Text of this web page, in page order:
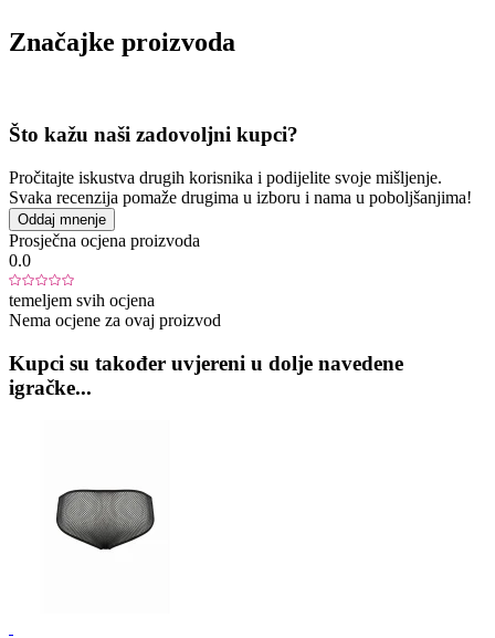
Značajke proizvoda
Što kažu naši zadovoljni kupci?
Pročitajte iskustva drugih korisnika i podijelite svoje mišljenje.
Svaka recenzija pomaže drugima u izboru i nama u poboljšanjima!
Oddaj mnenje
Prosječna ocjena proizvoda
0.0
temeljem svih ocjena
Nema ocjene za ovaj proizvod
Kupci su također uvjereni u dolje navedene
igračke...